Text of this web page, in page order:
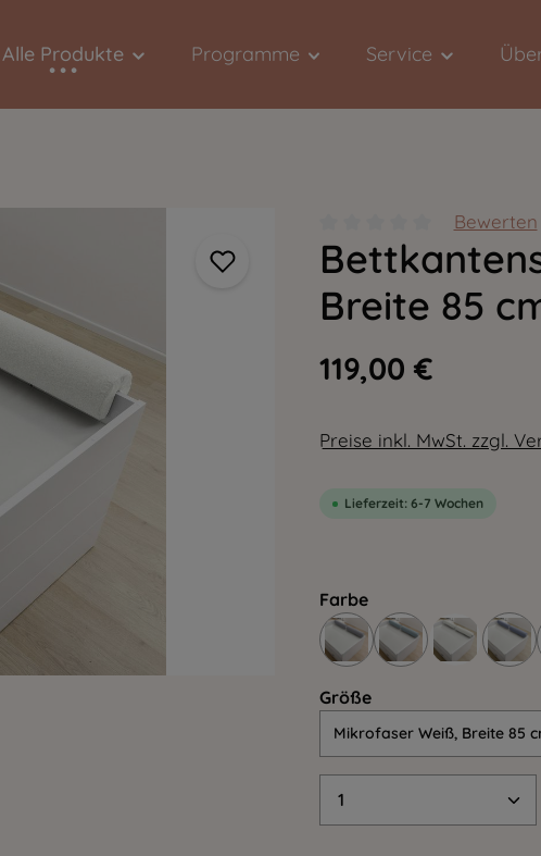
Alle Produkte Programme Service
Durchschnittliche
Bewerten
Breite 85
119,00 €
Preise inkl. MwSt. zzgl.
Lieferzeit: 6-7 Wochen
Farbe
Größe
Größe
Produkt Anzahl: